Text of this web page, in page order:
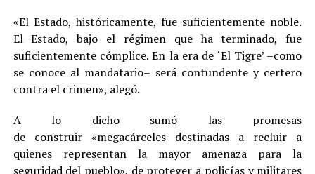
«El Estado, históricamente, fue suficientemente noble.
El Estado, bajo el régimen que ha terminado, fue
suficientemente cómplice. En la era de ‘El Tigre’ –como
se conoce al mandatario– será contundente y certero
contra el crimen», alegó.
A lo dicho sumó las promesas
de construir «megacárceles destinadas a recluir a
quienes representan la mayor amenaza para la
seguridad del pueblo», de proteger a policías y militares